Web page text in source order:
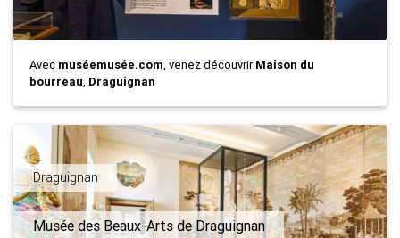
Avec muséemusée.com, venez découvrirMaison du
bourreau, Draguignan
Draguignan
Musée des Beaux-Arts de Draguignan